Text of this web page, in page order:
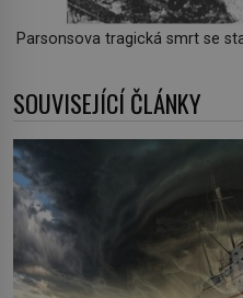
Parsonsova tragická smrt se
SOUVISEJÍCÍ ČLÁNKY